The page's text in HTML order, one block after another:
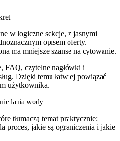
w logiczne sekcje, z jasnymi
opisem oferty.
ma mniejsze szanse na cytowanie.
FAQ, czytelne nagłówki i
Dzięki temu łatwiej powiązać
użytkownika.
lania wody
tłumaczą temat praktycznie:
proces, jakie są ograniczenia i jakie